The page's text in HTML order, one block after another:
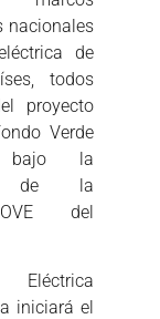
nacionales
de
todos
proyecto
Verde
bajo la
de la
del
iniciará el